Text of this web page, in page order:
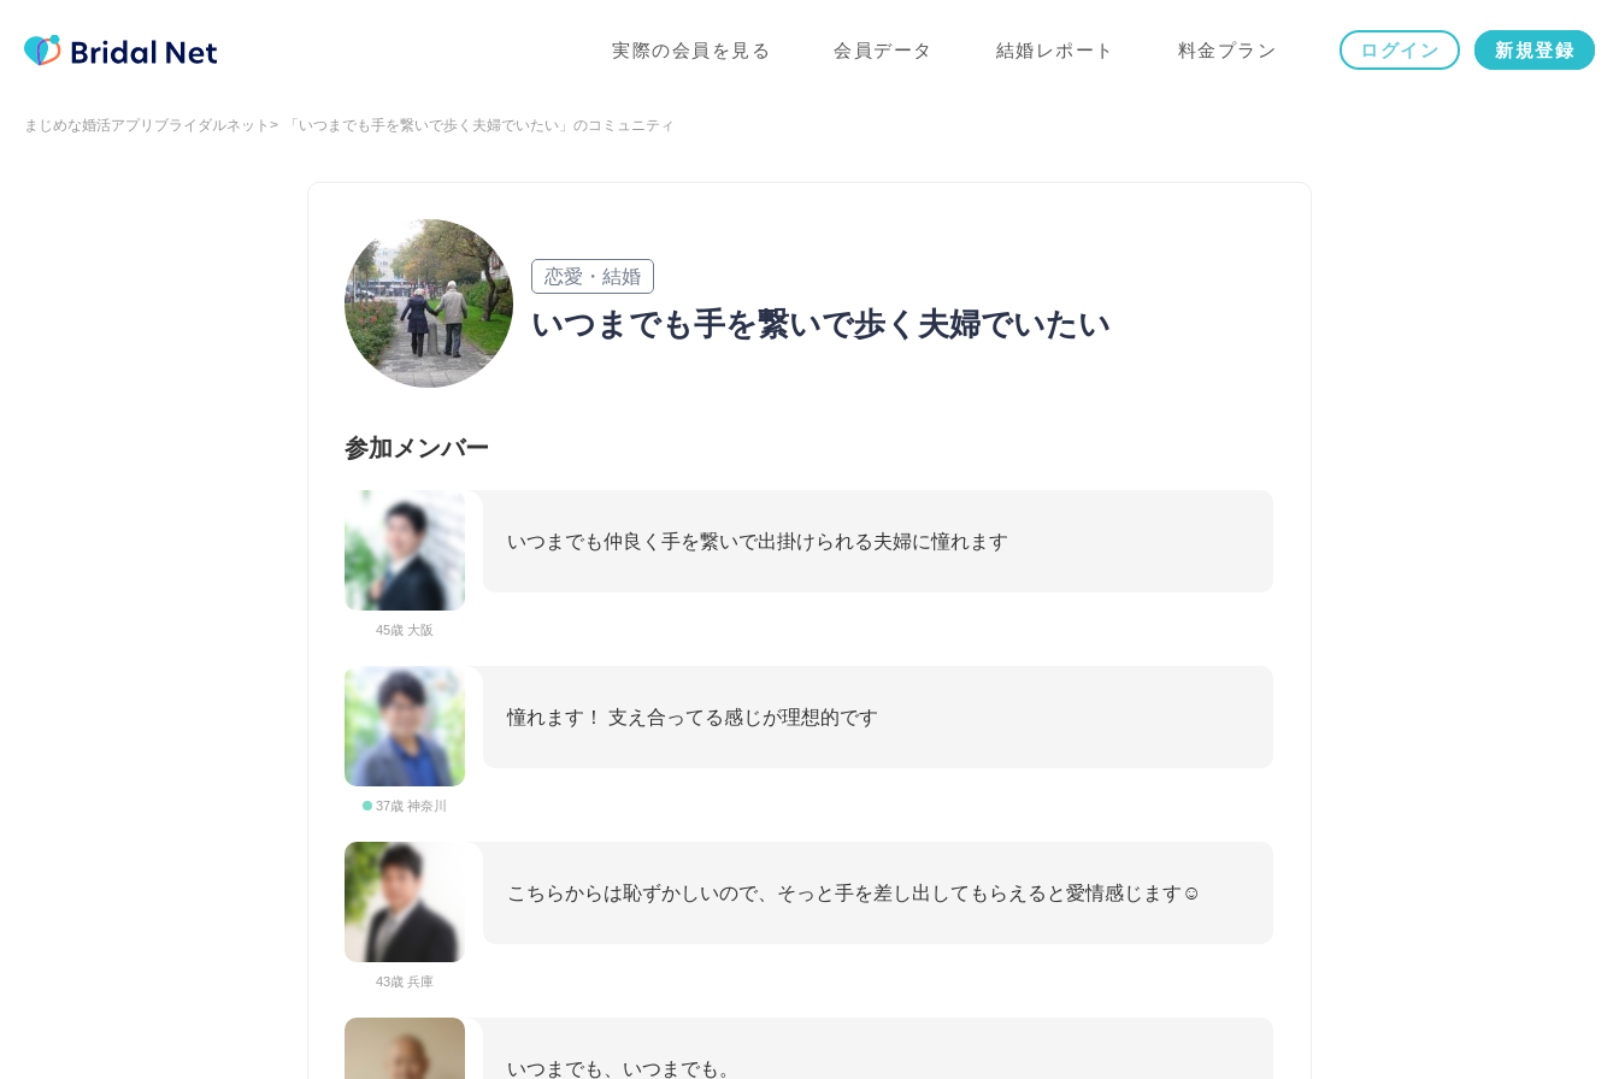
実際の会員を見る 会員データ 結婚レポート 料金プラン ログイン 新規登録
まじめな婚活アプリブライダルネット 「いつまでも手を繋いで歩く夫婦でいたい」のコミュニティ
恋愛・結婚
いつまでも手を繋いで歩く夫婦でいたい
参加メンバー
45歳 大阪
いつまでも仲良く手を繋いで出掛けられる夫婦に憧れます
37歳 神奈川
憧れます！ 支え合ってる感じが理想的です
43歳 兵庫
こちらからは恥ずかしいので、そっと手を差し出してもらえると愛情感じます☺️
いつまでも、いつまでも。